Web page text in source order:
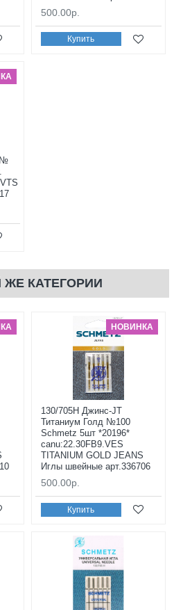
500.00р.
Купить
№
КАТЕГОРИИ
НОВИНКА
130/705H Джинс-JT
Титаниум Голд №100
Schmetz 5шт *20196*
canu:22.30FB9.VES
TITANIUM GOLD JEANS
Иглы швейные арт.336706
500.00р.
Купить